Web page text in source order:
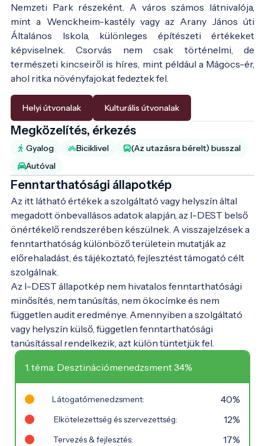
Nemzeti Park részeként. A város számos látnivalója,
mint a Wenckheim-kastély vagy az Arany János úti
Általános Iskola, különleges építészeti értékeket
képviselnek. Csorvás nem csak történelmi, de
természeti kincseiről is híres, mint például a Mágocs-ér,
ahol ritka növényfajokat fedeztek fel.
Helyi útvonalak Kulturális útvonalak
Megközelítés, érkezés
Gyalog Biciklivel
(Az utazásra bérelt) busszal
Autóval
Fenntarthatósági állapotkép
Az itt látható értékek a szolgáltató vagy helyszín által
megadott önbevallásos adatok alapján, az I-DEST belső
önértékelő rendszerében készülnek. A visszajelzések a
fenntarthatóság különböző területein mutatják az
előrehaladást, és tájékoztató, fejlesztést támogató célt
szolgálnak.
Az I-DEST állapotkép nem hivatalos fenntarthatósági
minősítés, nem tanúsítás, nem ökocímke és nem
független audit eredménye. Amennyiben a szolgáltató
vagy helyszín külső, független fenntarthatósági
tanúsítással rendelkezik, azt külön tüntetjük fel.
1. téma: Desztinációmenedzsment 34%
Látogatómenedzsment: 40%
Elkötelezettség és szervezettség: 12%
Tervezés & fejlesztés: 17%